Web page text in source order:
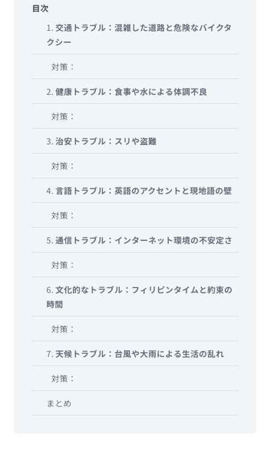
目次
1.交通トラブル：混雑した道路と危険なバイクタ
クシー
対策：
2.健康トラブル：食事や水による体調不良
対策：
3.治安トラブル：スリや盗難
対策：
4.言語トラブル：英語のアクセントと現地語の壁
対策：
5.通信トラブル：インターネット環境の不安定さ
対策：
6.文化的なトラブル：フィリピンタイムと約束の
時間
対策：
7.天候トラブル：台風や大雨による生活の乱れ
対策：
まとめ